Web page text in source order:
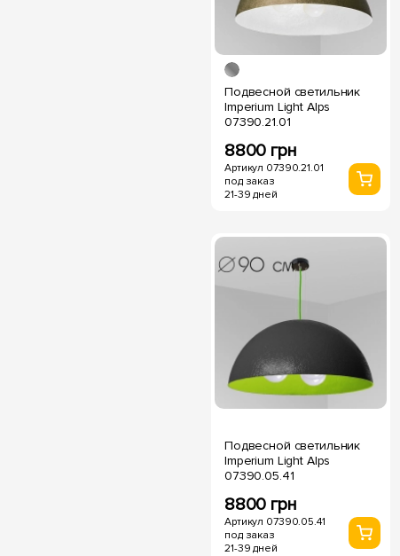
Подвесной светильник
Imperium Light Alps
07390.21.01
8800 грн
Артикул 07390.21.01
под заказ
21-39 дней
Подвесной светильник
Imperium Light Alps
07390.05.41
8800 грн
Артикул 07390.05.41
под заказ
21-39 дней